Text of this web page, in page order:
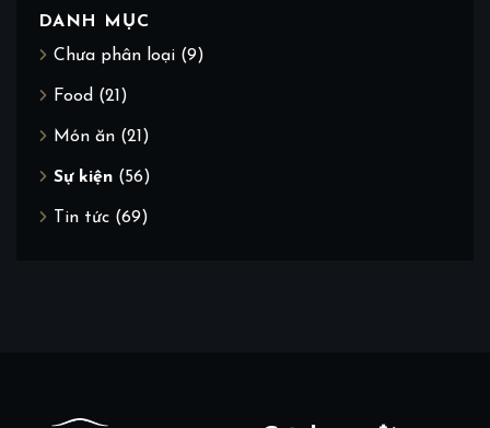
DANH MỤC
Chưa phân loại (9)
Food (21)
Món ăn (21)
Sự kiện (56)
Tin tức (69)